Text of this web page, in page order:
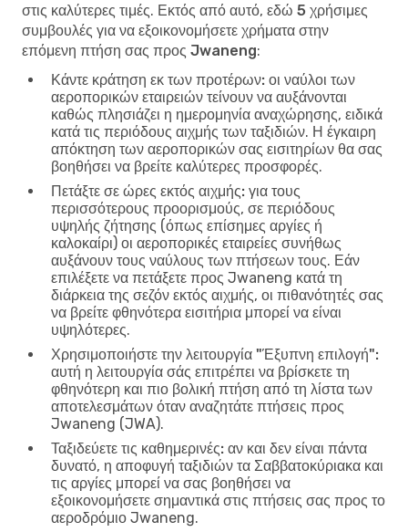
στις καλύτερες τιμές. Εκτός από αυτό, εδώ 5 χρήσιμες
συμβουλές για να εξοικονομήσετε χρήματα στην
επόμενη πτήση σας προς Jwaneng:
Κάντε κράτηση εκ των προτέρων: οι ναύλοι των
αεροπορικών εταιρειών τείνουν να αυξάνονται
καθώς πλησιάζει η ημερομηνία αναχώρησης, ειδικά
κατά τις περιόδους αιχμής των ταξιδιών. Η έγκαιρη
απόκτηση των αεροπορικών σας εισιτηρίων θα σας
βοηθήσει να βρείτε καλύτερες προσφορές.
Πετάξτε σε ώρες εκτός αιχμής: για τους
περισσότερους προορισμούς, σε περιόδους
υψηλής ζήτησης (όπως επίσημες αργίες ή
καλοκαίρι) οι αεροπορικές εταιρείες συνήθως
αυξάνουν τους ναύλους των πτήσεων τους. Εάν
επιλέξετε να πετάξετε προς Jwaneng κατά τη
διάρκεια της σεζόν εκτός αιχμής, οι πιθανότητές σας
να βρείτε φθηνότερα εισιτήρια μπορεί να είναι
υψηλότερες.
Χρησιμοποιήστε την λειτουργία "Έξυπνη επιλογή":
αυτή η λειτουργία σάς επιτρέπει να βρίσκετε τη
φθηνότερη και πιο βολική πτήση από τη λίστα των
αποτελεσμάτων όταν αναζητάτε πτήσεις προς
Jwaneng (JWA).
Ταξιδεύετε τις καθημερινές: αν και δεν είναι πάντα
δυνατό, η αποφυγή ταξιδιών τα Σαββατοκύριακα και
τις αργίες μπορεί να σας βοηθήσει να
εξοικονομήσετε σημαντικά στις πτήσεις σας προς το
αεροδρόμιο Jwaneng.